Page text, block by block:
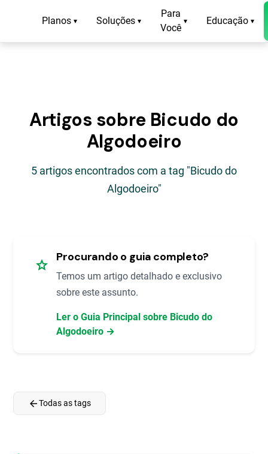
Planos ▾ Soluções ▾
Para
Você
▾ Educação ▾
Artigos sobre Bicudo do
Algodoeiro
5 artigos encontrados com a tag "Bicudo do
Algodoeiro"
star Procurando o guia completo?
Temos um artigo detalhado e exclusivo
sobre este assunto.
Ler o Guia Principal sobre Bicudo do
Algodoeiro →
arrow_backTodas as tags